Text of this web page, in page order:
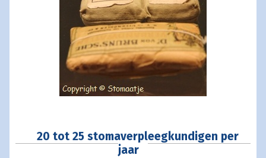
20 tot 25 stomaverpleegkundigen per
jaar